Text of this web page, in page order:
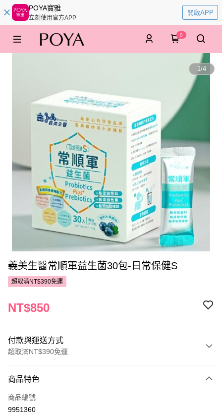
POYA寶雅
立刻使用官方APP
開啟APP
0
1/4
義美生醫常順軍益生菌30包-日常保健S
超取滿NT$390免運
NT$850
付款與運送方式
超取滿NT$390免運
POYA支付
信用卡一次付款
商品特色
商品編號
9951360